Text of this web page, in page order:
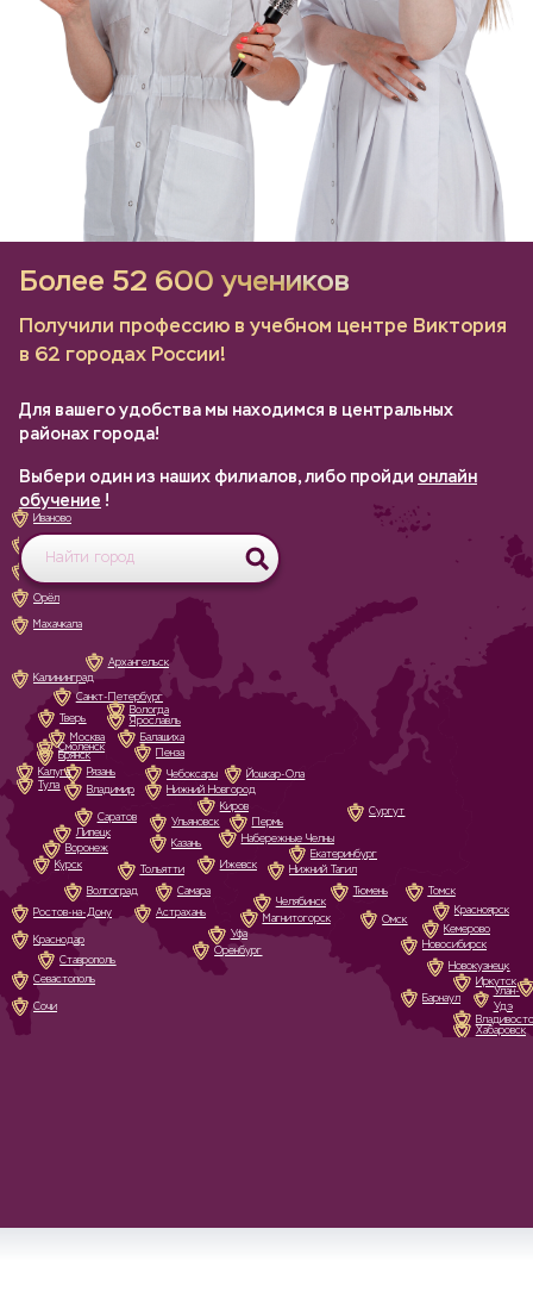
Более 52 600 учеников
Получили профессию в учебном центре Виктория
в 62 городах России!
Для вашего удобства мы находимся в центральных
районах города!
Выбери один из наших филиалов, либо пройди онлайн
обучение !
Пермь
Екатеринбург
Нижний Новгород
Новосибирск
Омск
Казань
Уфа
Краснодар
Красноярск
Ростов-на-Дону
Тюмень
Санкт-Петербург
Самара
Челябинск
Волгоград
Воронеж
Москва
Саратов
Ижевск
Иркутск
Рязань
Ярославль
Барнаул
Оренбург
Ставрополь
Тольятти
Сочи
Кемерово
Калининград
Томск
Киров Сургут
Новокузнецк
Тверь
Пенза
Чебоксары
Астрахань Магнитогорск
Липецк
Курск
Тула
Набережные Челны
Севастополь
Улан-
Удэ
Брянск
Ульяновск
Нижний Тагил
Архангельск
Владимир
Балашиха
Хабаровск
Калуга
Вологда
Смоленск
Иваново
Орёл
Йошкар-Ола
Махачкала